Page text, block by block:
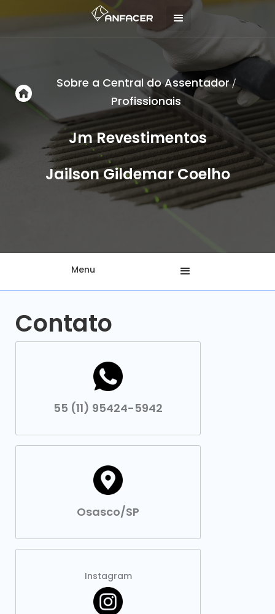
Sobre a Central do Assentador/
Profissionais
Jm Revestimentos
Jailson Gildemar Coelho
Menu
Contato
55 (11) 95424-5942
Osasco/SP
Instagram